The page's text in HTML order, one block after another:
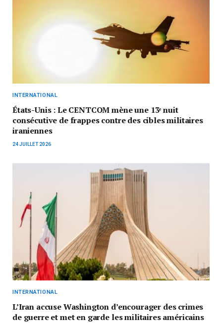
INTERNATIONAL
États-Unis : Le CENTCOM mène une 13ᵉ nuit
consécutive de frappes contre des cibles militaires
iraniennes
24 JUILLET 2026
INTERNATIONAL
L’Iran accuse Washington d’encourager des crimes
de guerre et met en garde les militaires américains